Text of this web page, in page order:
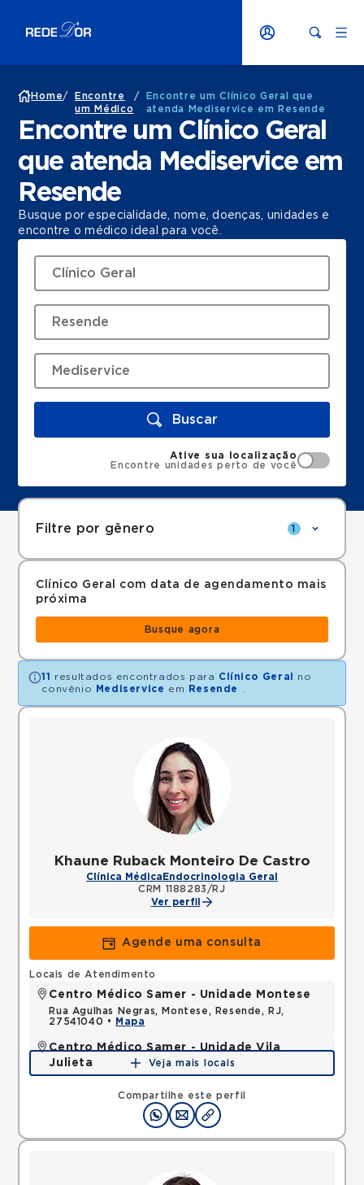
Home/
Encontre
um Médico
/
Encontre um Clínico Geral que
atenda Mediservice em Resende
Encontre um Clínico Geral
que atenda Mediservice em
Resende
Busque por especialidade, nome, doenças, unidades e
encontre o médico ideal para você.
Buscar
Ative sua localização
Encontre unidades perto de você
Filtre por gênero 1
Clínico Geral com data de agendamento mais
próxima
Busque agora
11 resultados encontrados para Clínico Geral
no
convênio
Mediservice em Resende
Khaune Ruback Monteiro De Castro
Clínica Médica Endocrinologia Geral
CRM 1188283/RJ
Ver perfil
Agende uma consulta
Compartilhe este perfil
Locais de Atendimento
Centro Médico Samer - Unidade Montese
Rua Agulhas Negras, Montese, Resende, RJ,
27541040 •
Mapa
Centro Médico Samer - Unidade Vila
Julieta
Avenida Tenente-coronel Adalberto Mendes, Vila
Julieta, Resende, RJ, 27520301 •
Mapa
Veja mais locais